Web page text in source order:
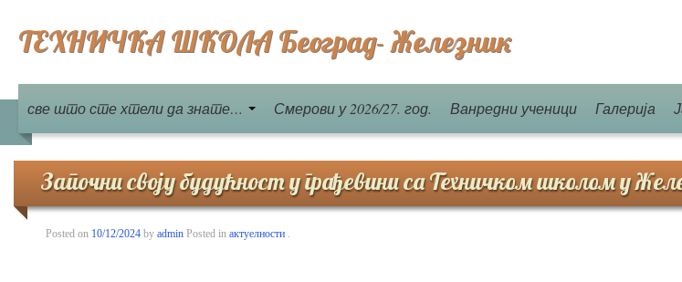
ТЕХНИЧКА ШКОЛА Београд- Железник
све што сте хтели да знате… Смерови у 2026/27. год. Ванредни ученици Галерија
Започни своју будућност у грађевини са Техничком школом у
Posted on 10/12/2024 by admin Posted in актуелности .